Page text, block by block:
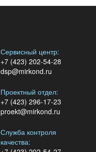
Сервисный центр:
+7 (423) 202-54-28
dsp@mirkond.ru
Проектный отдел:
+7 (423) 296-17-23
proekt@mirkond.ru
Служба контроля
качества: